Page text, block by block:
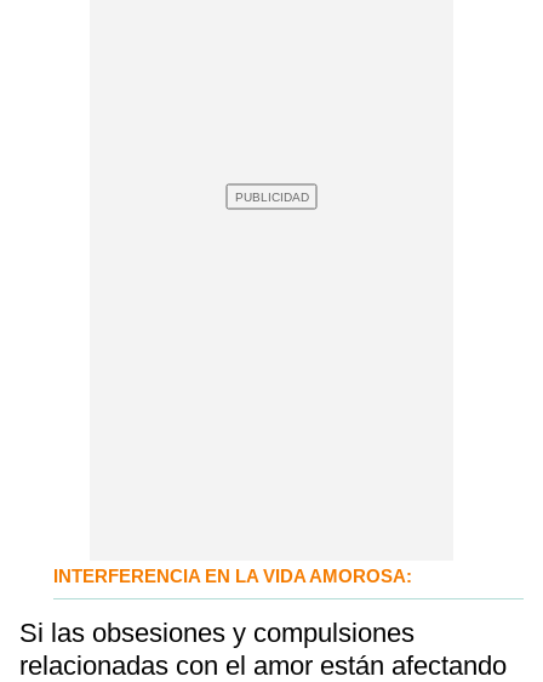
INTERFERENCIA EN LA VIDA AMOROSA:
Si las obsesiones y compulsiones
relacionadas con el amor están afectando